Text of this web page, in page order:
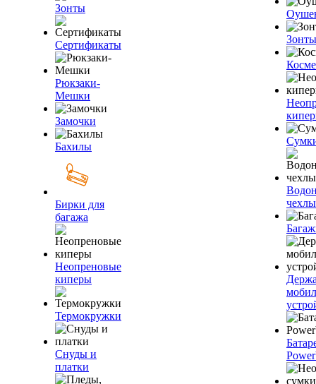
Зонты
Сертификаты
Рюкзаки-
Мешки
Замочки
Бахилы
Бирки для
багажа
Неопреновые
киперы
Термокружки
Снуды и
платки
Зонты